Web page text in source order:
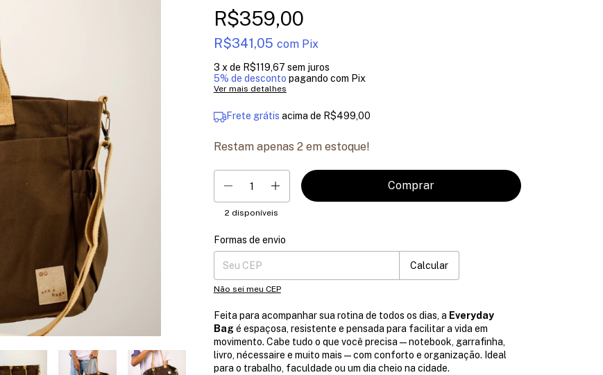
R$359,00
R$341,05 com Pix
3 x de R$119,67 sem juros
5% de desconto pagando com Pix
Ver mais detalhes
Frete grátis acima de R$499,00
Restam apenas 2em estoque!
2 disponíveis
Entregas para o CEP:
Formas de envio
Calcular
Não sei meu CEP
Feita para acompanhar sua rotina de todos os dias, a Everyday
Bag é espaçosa, resistente e pensada para facilitar a vida em
movimento. Cabe tudo o que você precisa — notebook, garrafinha,
livro, nécessaire e muito mais — com conforto e organização. Ideal
para o trabalho, faculdade ou um dia cheio na cidade.